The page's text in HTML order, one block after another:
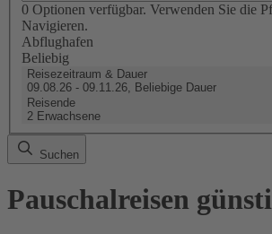
0 Optionen verfügbar. Verwenden Sie die
Navigieren.
Abflughafen
Beliebig
Reisezeitraum & Dauer
09.08.26 - 09.11.26, Beliebige Dauer
Reisende
2 Erwachsene
Suchen
Pauschalreisen